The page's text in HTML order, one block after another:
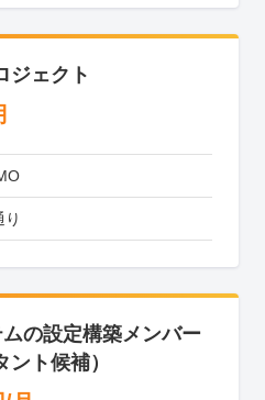
ジェクト
の設定構築メンバー
ント候補）